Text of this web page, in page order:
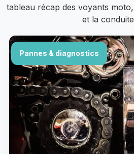
tableau récap des voyants
et la
Pannes & diagnostics